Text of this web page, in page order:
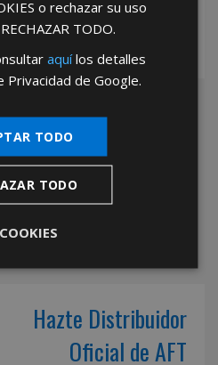
Hazte Distribuidor
Oficial de AFT
o rechazar su uso
RECHAZAR TODO.
aquílos detalles
Privacidad de Google.
TODO
TODO